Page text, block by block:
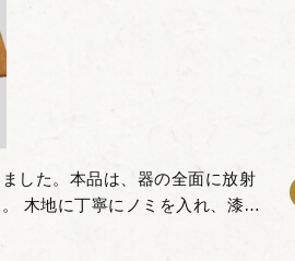
した。本品は、器の全面に放射
木地に丁寧にノミを入れ、漆を